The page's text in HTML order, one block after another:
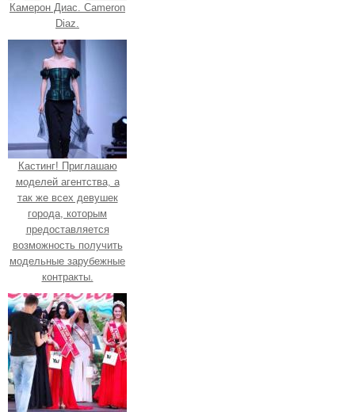
Камерон Диас. Cameron
Diaz.
Кастинг! Приглашаю
моделей агентства, а
так же всех девушек
города, которым
предоставляется
возможность получить
модельные зарубежные
контракты.